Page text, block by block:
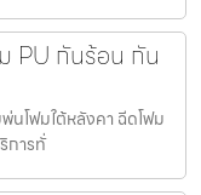
PU กันร้อน กัน
นโฟมใต้หลังคา ฉีดโฟม
การทั่